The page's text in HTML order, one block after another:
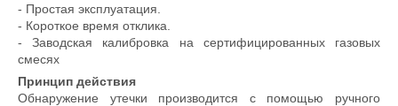
- Простая эксплуатация.
- Короткое время отклика.
- Заводская калибровка на сертифицированных газовых
смесях
Принцип действия
Обнаружение утечки производится с помощью ручного